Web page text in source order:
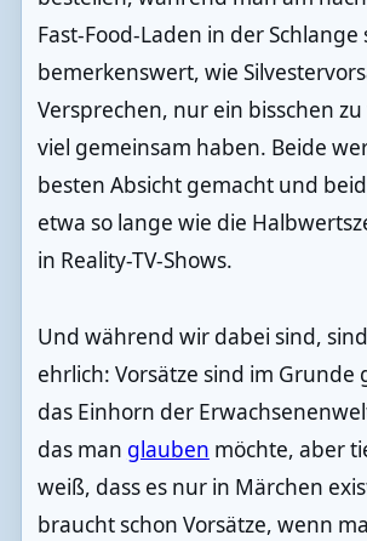
Fast-Food-Laden in der Schlange
bemerkenswert, wie
Versprechen, nur ein bisschen
viel gemeinsam haben. Beide
besten Absicht gemacht und
etwa so lange wie die
in Reality-TV-Shows.
Und während wir dabei sind,
ehrlich: Vorsätze sind im Grunde
das Einhorn der
das man glauben möchte, aber
weiß, dass es nur in Märchen
braucht schon Vorsätze, wenn